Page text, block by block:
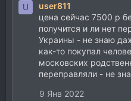
U
user811
цена сейчас 7500 р
получится и ли нет
Украины - не знаю
как-то покупал
московских
переправляли - не
9 Янв 2022